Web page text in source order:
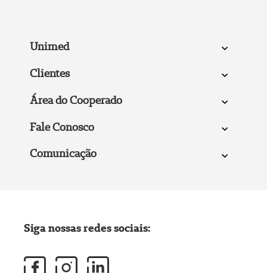
Unimed
Clientes
Área do Cooperado
Fale Conosco
Comunicação
Siga nossas redes sociais: